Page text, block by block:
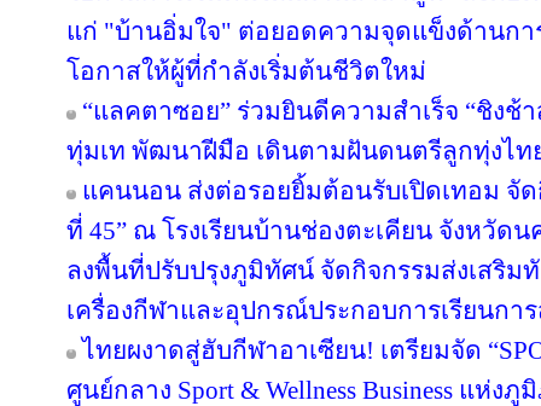
แก่ "บ้านอิ่มใจ" ต่อยอดความจุดแข็งด้านก
โอกาสให้ผู้ที่กำลังเริ่มต้นชีวิตใหม่
“แลคตาซอย” ร่วมยินดีความสำเร็จ “ชิงช้
ทุ่มเท พัฒนาฝีมือ เดินตามฝันดนตรีลูกทุ่งไท
แคนนอน ส่งต่อรอยยิ้มต้อนรับเปิดเทอม จัด
ที่ 45” ณ โรงเรียนบ้านช่องตะเคียน จังหวัด
ลงพื้นที่ปรับปรุงภูมิทัศน์ จัดกิจกรรมส่งเสริม
เครื่องกีฬาและอุปกรณ์ประกอบการเรียนกา
ไทยผงาดสู่ฮับกีฬาอาเซียน! เตรียมจัด
ศูนย์กลาง Sport & Wellness Business แห่งภู